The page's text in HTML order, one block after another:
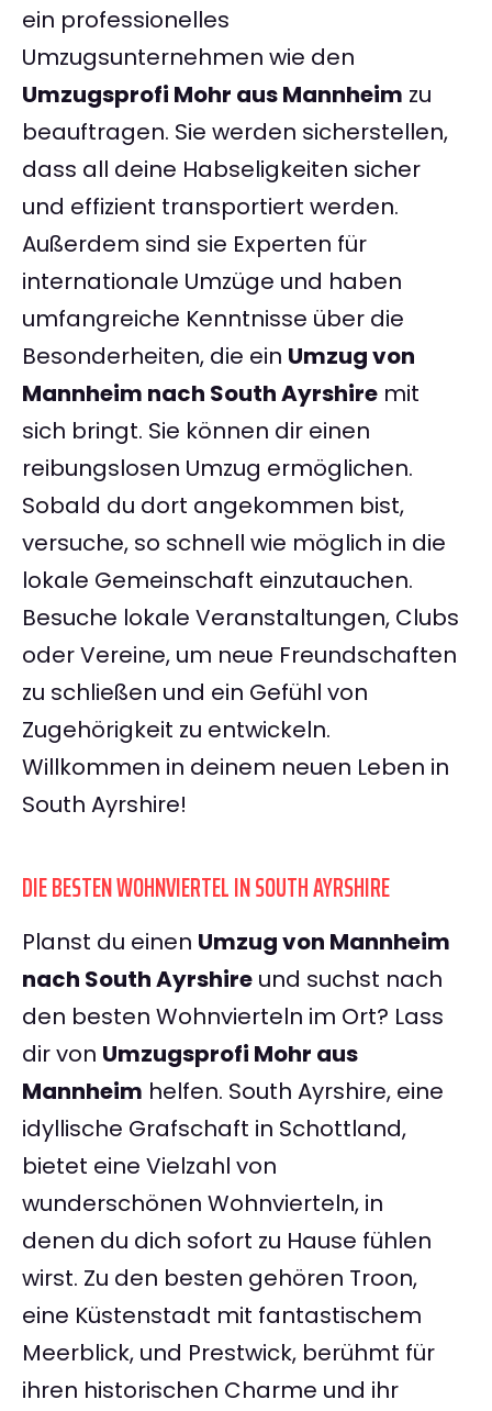
ein professionelles
Umzugsunternehmen wie den
Umzugsprofi Mohr aus Mannheim zu
beauftragen. Sie werden sicherstellen,
dass all deine Habseligkeiten sicher
und effizient transportiert werden.
Außerdem sind sie Experten für
internationale Umzüge und haben
umfangreiche Kenntnisse über die
Besonderheiten, die ein Umzug von
Mannheim nach South Ayrshire mit
sich bringt. Sie können dir einen
reibungslosen Umzug ermöglichen.
Sobald du dort angekommen bist,
versuche, so schnell wie möglich in die
lokale Gemeinschaft einzutauchen.
Besuche lokale Veranstaltungen, Clubs
oder Vereine, um neue Freundschaften
zu schließen und ein Gefühl von
Zugehörigkeit zu entwickeln.
Willkommen in deinem neuen Leben in
South Ayrshire!
DIE BESTEN WOHNVIERTEL IN SOUTH AYRSHIRE
Planst du einen Umzug von Mannheim
nach South Ayrshire und suchst nach
den besten Wohnvierteln im Ort? Lass
dir von Umzugsprofi Mohr aus
Mannheim helfen. South Ayrshire, eine
idyllische Grafschaft in Schottland,
bietet eine Vielzahl von
wunderschönen Wohnvierteln, in
denen du dich sofort zu Hause fühlen
wirst. Zu den besten gehören Troon,
eine Küstenstadt mit fantastischem
Meerblick, und Prestwick, berühmt für
ihren historischen Charme und ihr